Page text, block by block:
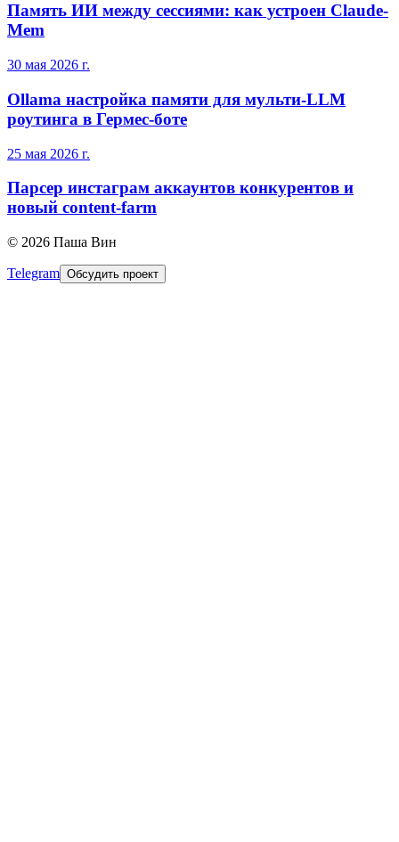
Память ИИ между сессиями: как устроен Claude-
Mem
30 мая 2026 г.
Ollama настройка памяти для мульти-LLM
роутинга в Гермес-боте
25 мая 2026 г.
Парсер инстаграм аккаунтов конкурентов и
новый content-farm
© 2026 Паша Вин
Telegram Обсудить проект